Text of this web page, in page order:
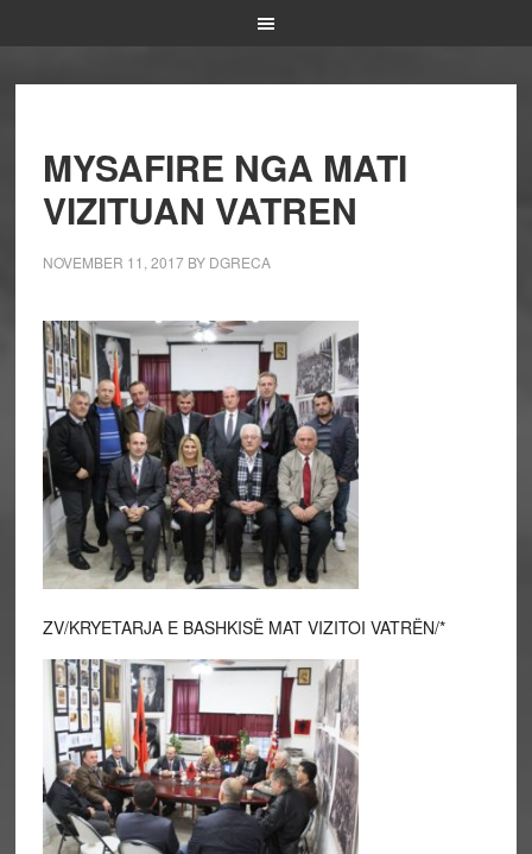
MYSAFIRE NGA MATI
VIZITUAN VATREN
NOVEMBER 11, 2017BY DGRECA
ZV/KRYETARJA E BASHKISË MAT VIZITOI VATRËN/*